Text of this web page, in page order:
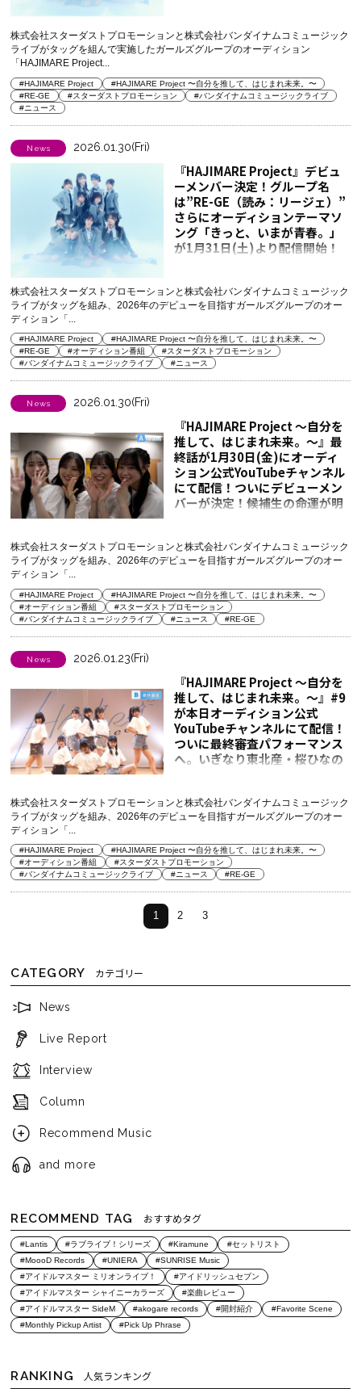
株式会社スターダストプロモーションと株式会社バンダイナムコミュージック
ライブがタッグを組んで実施したガールズグループのオーディション
「HAJIMARE Project...
#HAJIMARE Project
#HAJIMARE Project 〜自分を推して、はじまれ未来。〜
#RE-GE
#スターダストプロモーション
#バンダイナムコミュージックライブ
#ニュース
News 2026.01.30(Fri)
『HAJIMARE Project』デビュ
ーメンバー決定！グループ名
は”RE-GE（読み：リージェ）”
さらにオーディションテーマソ
ング「きっと、いまが青春。」
が1月31日(土)より配信開始！
株式会社スターダストプロモーションと株式会社バンダイナムコミュージック
ライブがタッグを組み、2026年のデビューを目指すガールズグループのオー
ディション「...
#HAJIMARE Project
#HAJIMARE Project 〜自分を推して、はじまれ未来。〜
#RE-GE
#オーディション番組
#スターダストプロモーション
#バンダイナムコミュージックライブ
#ニュース
News 2026.01.30(Fri)
『HAJIMARE Project 〜自分を
推して、はじまれ未来。〜』最
終話が1月30日(金)にオーディ
ション公式YouTubeチャンネル
にて配信！ついにデビューメン
バーが決定！候補生の命運が明
株式会社スターダストプロモーションと株式会社バンダイナムコミュージック
ライブがタッグを組み、2026年のデビューを目指すガールズグループのオー
ディション「...
#HAJIMARE Project
#HAJIMARE Project 〜自分を推して、はじまれ未来。〜
#オーディション番組
#スターダストプロモーション
#バンダイナムコミュージックライブ
#ニュース #RE-GE
News 2026.01.23(Fri)
『HAJIMARE Project 〜自分を
推して、はじまれ未来。〜』#9
が本日オーディション公式
YouTubeチャンネルにて配信！
ついに最終審査パフォーマンス
へ。いぎなり東北産・桜ひなの
株式会社スターダストプロモーションと株式会社バンダイナムコミュージック
ライブがタッグを組み、2026年のデビューを目指すガールズグループのオー
ディション「...
#HAJIMARE Project
#HAJIMARE Project 〜自分を推して、はじまれ未来。〜
#オーディション番組
#スターダストプロモーション
#バンダイナムコミュージックライブ
#ニュース #RE-GE
1 2 3
CATEGORY カテゴリー
News
Live Report
Interview
Column
Recommend Music
and more
RECOMMEND TAG おすすめタグ
#Lantis #ラブライブ！シリーズ #Kiramune
#セットリスト
#MoooD Records
#UNIERA
#SUNRISE Music
#アイドルマスター ミリオンライブ！
#アイドリッシュセブン
#アイドルマスター シャイニーカラーズ
#楽曲レビュー
#アイドルマスター SideM
#akogare records #開封紹介
#Favorite Scene
#Monthly Pickup Artist
#Pick Up Phrase
RANKING 人気ランキング